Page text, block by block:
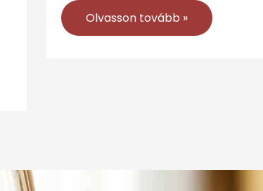
Olvasson tovább »